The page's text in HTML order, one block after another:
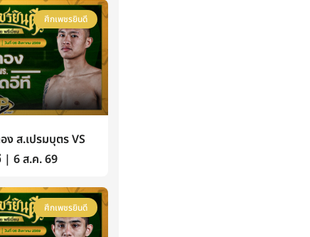
ศึกเพชรยินดี
ง ส.เปรมบุตร VS
| 6 ส.ค. 69
ศึกเพชรยินดี